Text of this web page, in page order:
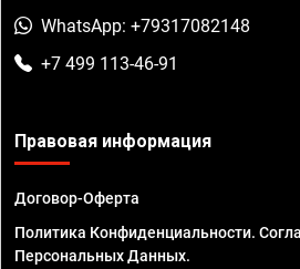
WhatsApp: +79317082148
+7 499 113-46-91
Правовая информация
Договор-Оферта
Политика Конфиденциальности.
Персональных Данных.